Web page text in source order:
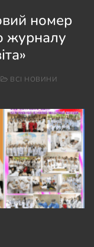
номер
журналу
ВСІ НОВИНИ